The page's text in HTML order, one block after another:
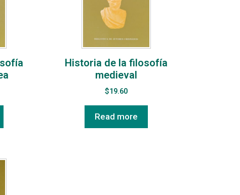
Historia de la filosofía
medieval
$19.60
Read more